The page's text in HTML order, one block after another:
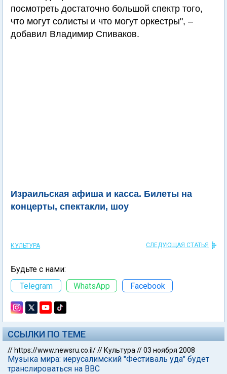
посмотреть достаточно большой спектр того,
что могут солисты и что могут оркестры", –
добавил Владимир Спиваков.
Израильская афиша и касса. Билеты на
концерты, спектакли, шоу
КУЛЬТУРА СЛЕДУЮЩАЯ СТАТЬЯ
Будьте с нами:
Telegram
WhatsApp Facebook
ССЫЛКИ ПО ТЕМЕ
// https://www.newsru.co.il/// Культура //03 ноября 2008
Музыка мира: иерусалимский "Фестиваль уда" будет
транслироваться на BBC